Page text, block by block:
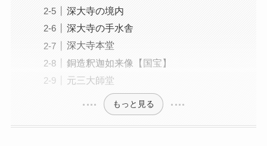
深大寺の境内
深大寺の手水舎
深大寺本堂
銅造釈迦如来像【国宝】
元三大師堂
もっと見る